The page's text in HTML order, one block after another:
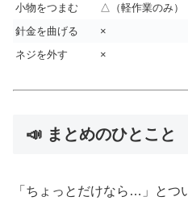
小物をつまむ
△（軽作業のみ）
針金を曲げる
×
ネジを外す
×
📣 まとめのひとこと
「ちょっとだけなら…」とつ